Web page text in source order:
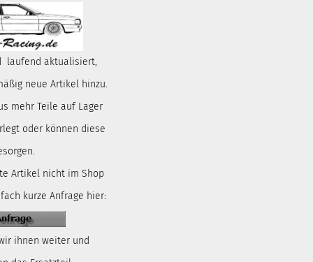
laufend aktualisiert,
neue Artikel hinzu.
mehr Teile auf Lager
oder können diese
Artikel nicht im Shop
kurze Anfrage hier:
ihnen weiter und